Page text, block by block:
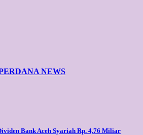
NEWS
Bank Aceh Syariah Rp. 4,76 Miliar